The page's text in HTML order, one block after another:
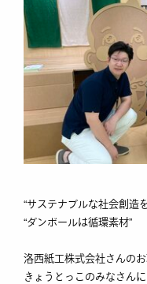
“サステナブルな社会創造
“ダンボールは循環素材”
洛西紙工株式会社さんの
きょうとっこのみなさん